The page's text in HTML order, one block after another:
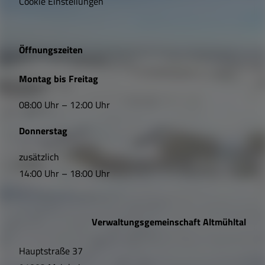
e
L
n
k
s
f
Öffnungszeiten
Montag bis Freitag
08:00 Uhr – 12:00 Uhr
Donnerstag
zusätzlich
14:00 Uhr – 18:00 Uhr
Verwaltungsgemeinschaft Altmühltal
Hauptstraße 37